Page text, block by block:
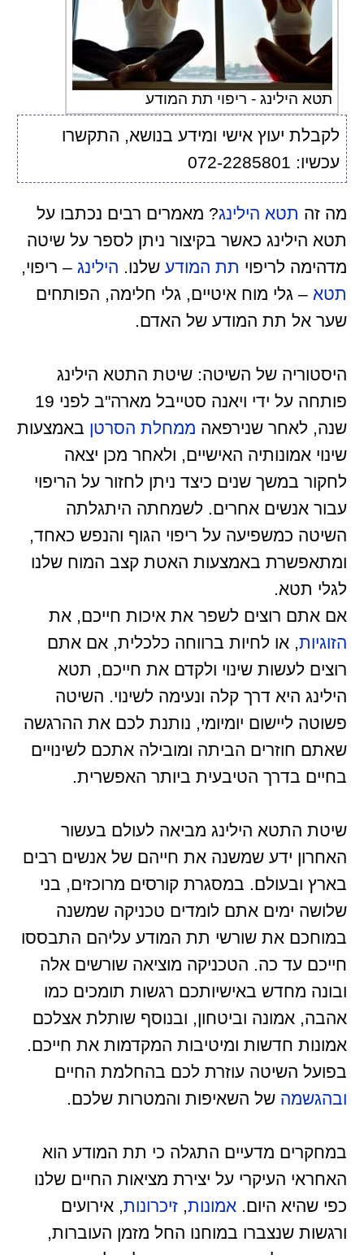
תטא הילינג - ריפוי תת המודע
לקבלת יעוץ אישי ומידע בנושא, התקשרו
עכשיו: 072-2285801
מה זה תטא הילינג? מאמרים רבים נכתבו על
תטא הילינג כאשר בקיצור ניתן לספר על שיטה
מדהימה לריפוי תת המודעשלנו. הילינג – ריפוי,
תטא – גלי מוח איטיים, גלי חלימה, הפותחים
שער אל תת המודע של האדם.
היסטוריה של השיטה: שיטת התטא הילינג
פותחה על ידי ויאנה סטייבל מארה"ב לפני 19
שנה, לאחר שנירפאה ממחלת הסרטן באמצעות
שינוי אמונותיה האישיים, ולאחר מכן יצאה
לחקור במשך שנים כיצד ניתן לחזור על הריפוי
עבור אנשים אחרים. לשמחתה היתגלתה
השיטה כמשפיעה על ריפוי הגוף והנפש כאחד,
ומתאפשרת באמצעות האטת קצב המוח שלנו
לגלי תטא.
אם אתם רוצים לשפר את איכות חייכם, את
הזוגיות, או לחיות ברווחה כלכלית, אם אתם
רוצים לעשות שינוי ולקדם את חייכם, תטא
הילינג היא דרך קלה ונעימה לשינוי. השיטה
פשוטה ליישום יומיומי, נותנת לכם את ההרגשה
שאתם חוזרים הביתה ומובילה אתכם לשינויים
בחיים בדרך הטיבעית ביותר האפשרית.
שיטת התטא הילינג מביאה לעולם בעשור
האחרון ידע שמשנה את חייהם של אנשים רבים
בארץ ובעולם. במסגרת קורסים מרוכזים, בני
שלושה ימים אתם לומדים טכניקה שמשנה
במוחכם את שורשי תת המודע עליהם התבססו
חייכם עד כה. הטכניקה מוציאה שורשים אלה
ובונה מחדש באישיותכם רגשות תומכים כמו
אהבה, אמונה וביטחון, ובנוסף שותלת אצלכם
אמונות חדשות ומיטיבות המקדמות את חייכם.
בפועל השיטה עוזרת לכם בהחלמת החיים
ובהגשמה של השאיפות והמטרות שלכם.
במחקרים מדעיים התגלה כי תת המודע הוא
האחראי העיקרי על יצירת מציאות החיים שלנו
כפי שהיא היום. אמונות, זיכרונות, אירועים
ורגשות שנצברו במוחנו החל מזמן העוברות,